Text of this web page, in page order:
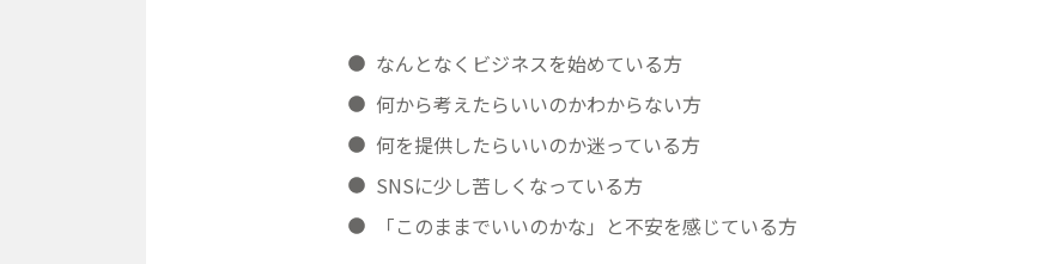
なんとなくビジネスを始めている方
何から考えたらいいのかわからない方
何を提供したらいいのか迷っている方
SNSに少し苦しくなっている方
「このままでいいのかな」と不安を感じている方